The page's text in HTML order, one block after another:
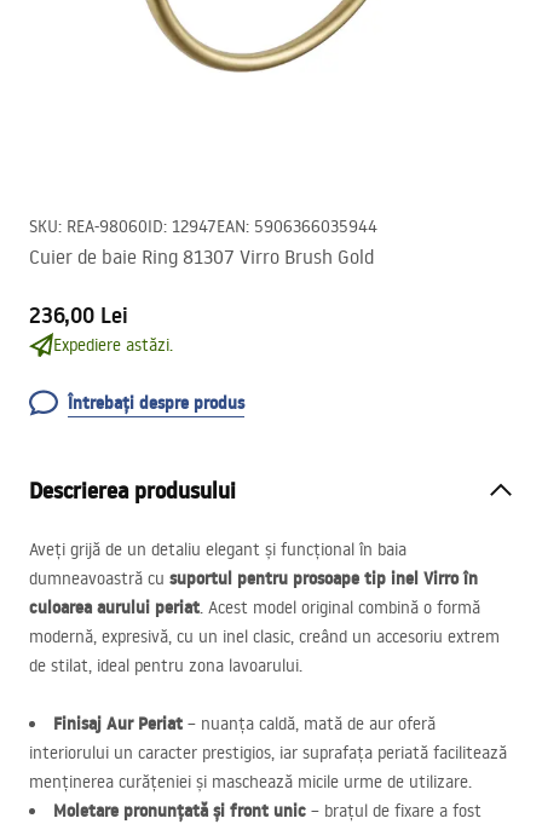
SKU: REA-98060ID: 12947EAN: 5906366035944
Cuier de baie Ring 81307 Virro Brush Gold
236,00 Lei
Expediere astăzi.
Întrebați despre produs
Descrierea produsului
Aveți grijă de un detaliu elegant și funcțional în baia
dumneavoastră cu suportul pentru prosoape tip inel Virro în
culoarea aurului periat. Acest model original combină o formă
modernă, expresivă, cu un inel clasic, creând un accesoriu extrem
de stilat, ideal pentru zona lavoarului.
Finisaj Aur Periat – nuanța caldă, mată de aur oferă
interiorului un caracter prestigios, iar suprafața periată facilitează
menținerea curățeniei și maschează micile urme de utilizare.
Moletare pronunțată și front unic – brațul de fixare a fost